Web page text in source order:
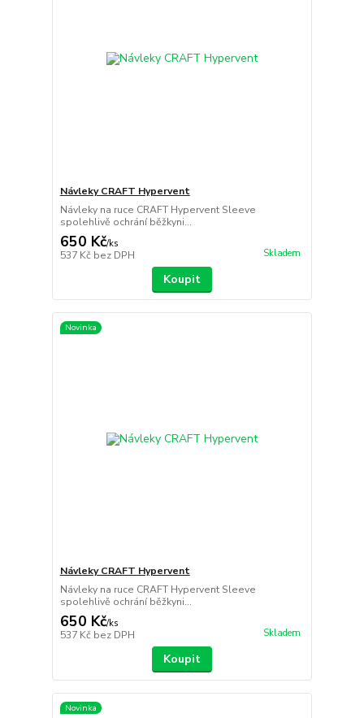
Návleky CRAFT Hypervent
Návleky na ruce CRAFT Hypervent Sleeve
spolehlivě ochrání běžkyni...
650 Kč/ks
537 Kč bez DPH Skladem
Koupit
Novinka
Návleky CRAFT Hypervent
Návleky na ruce CRAFT Hypervent Sleeve
spolehlivě ochrání běžkyni...
650 Kč/ks
537 Kč bez DPH Skladem
Koupit
Novinka